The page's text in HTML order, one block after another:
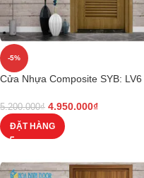
-5%
Cửa Nhựa Composite SYB: LV6
5.200.000₫ 4.950.000₫
ĐẶT HÀNG